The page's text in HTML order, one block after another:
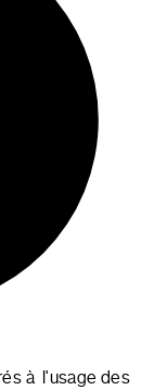
à l'usage des